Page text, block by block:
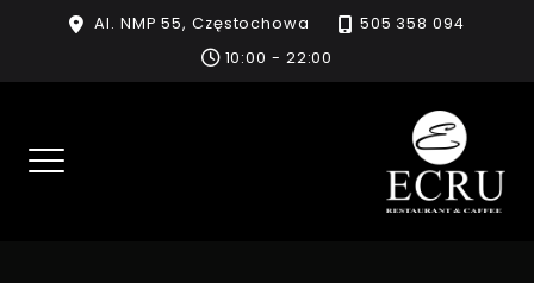
content
Al. NMP 55, Częstochowa
505 358 094
10:00 - 22:00